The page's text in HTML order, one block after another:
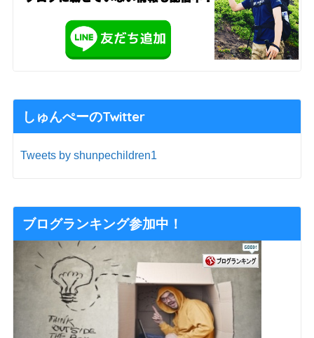
しゅんぺーのTwitter
Tweets by shunpechildren1
ブログランキング参加中！